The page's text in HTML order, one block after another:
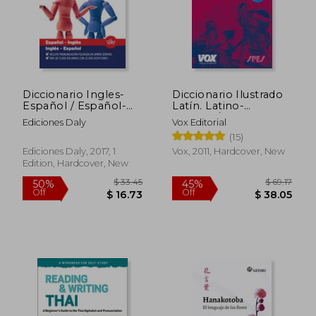
Off
50%
Off
Diccionario Ingles-
Español / Español-
Ingles (in Bilingüe)
Ediciones Daly
Ediciones Daly, 2017, 1
Edition, Hardcover, New
Diccionario Ilustrado
Latín. Latino-
Español/ Español-
Latino (in Bilingüe)
Vox Editorial
(15)
Vox, 2011, Hardcover, New